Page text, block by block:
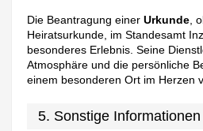
Die Beantragung einerUrkunde,
Heiratsurkunde, im Standesamt
besonderes Erlebnis. Seine
Atmosphäre und die persönliche
einem besonderen Ort im Herzen
5. Sonstige